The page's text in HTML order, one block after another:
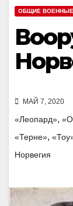
ОБЩИЕ
МАЙ 7, 2020
«Леопард»,
«Терне»,
Норвегия